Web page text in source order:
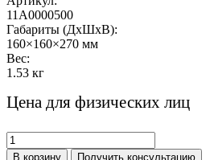
11A0000500
Габариты (ДхШхВ):
160×160×270 мм
Вес:
1.53 кг
Цена для физических лиц
В корзину Получить консультацию